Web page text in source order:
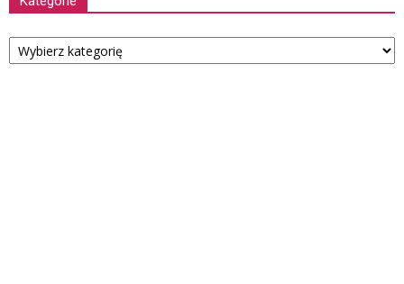
Kategorie